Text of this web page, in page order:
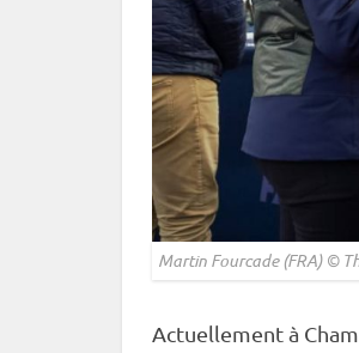
Martin Fourcade (FRA) ©
Actuellement à